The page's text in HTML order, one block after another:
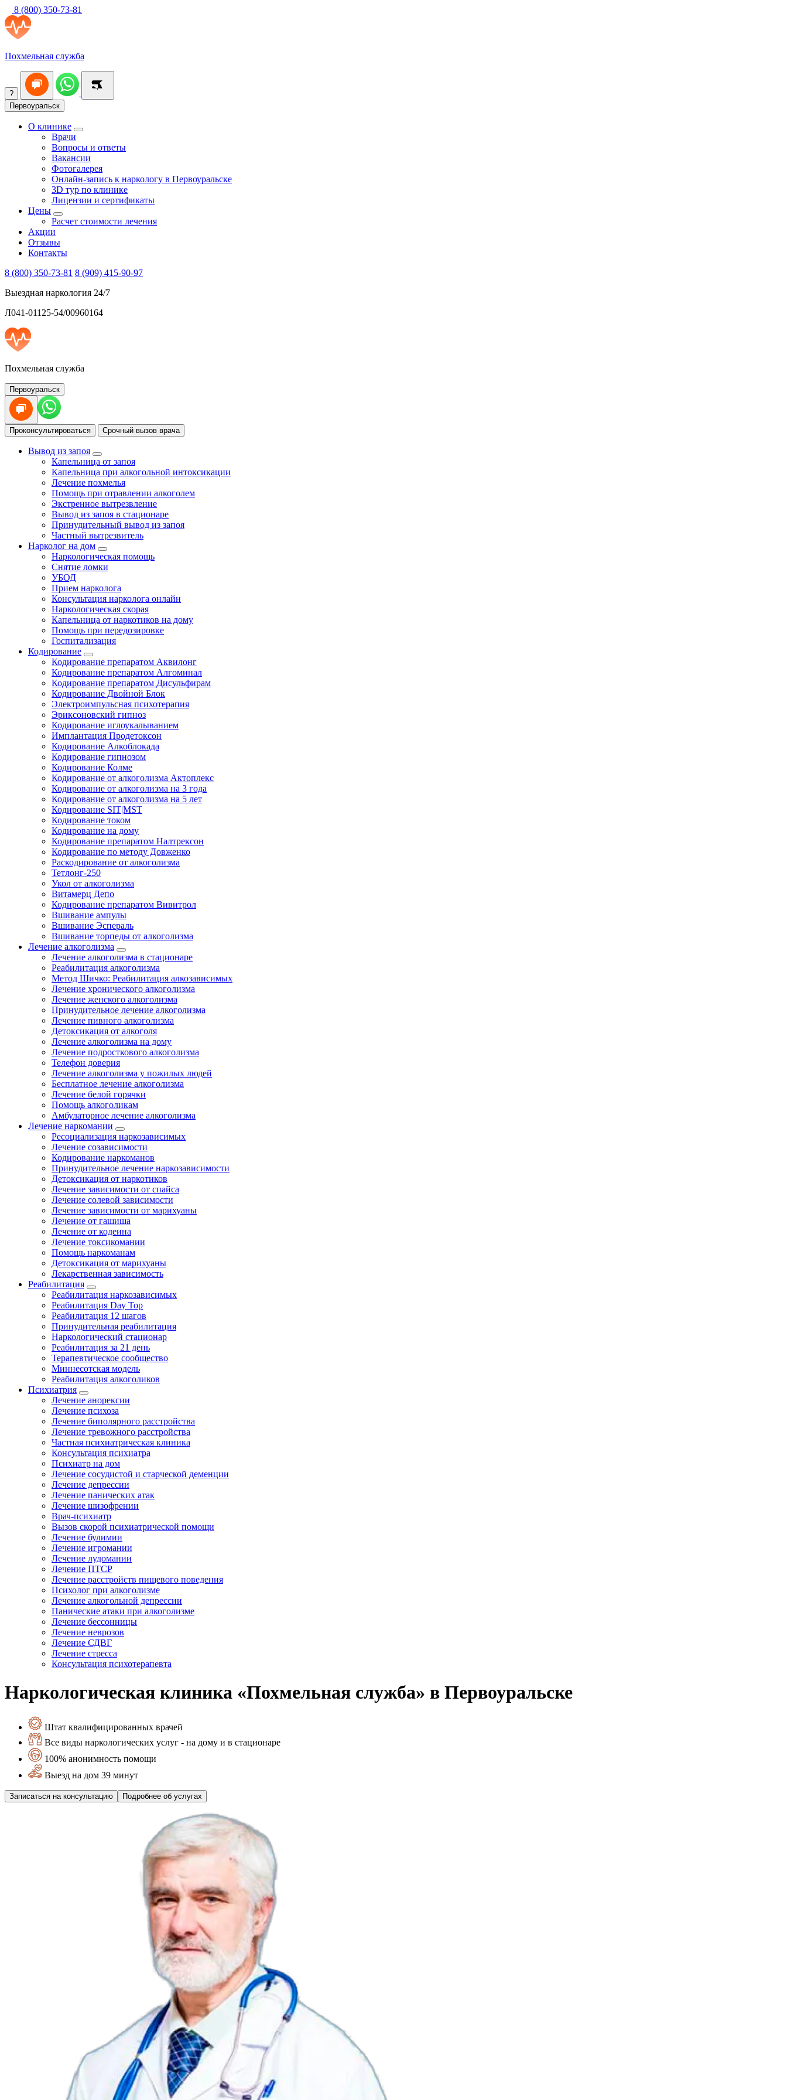
8 (800) 350-73-81
Похмельная служба
?
Первоуральск
О клинике
Врачи
Вопросы и ответы
Вакансии
Фотогалерея
Онлайн-запись к наркологу в Первоуральске
3D тур по клинике
Лицензии и сертификаты
Цены
Расчет стоимости лечения
Акции
Отзывы
Контакты
8 (800) 350-73-81 8 (909) 415-90-97
Выездная наркология 24/7
Л041-01125-54/00960164
Похмельная служба
Первоуральск
Проконсультироваться Срочный вызов врача
Вывод из запоя
Капельница от запоя
Капельница при алкогольной интоксикации
Лечение похмелья
Помощь при отравлении алкоголем
Экстренное вытрезвление
Вывод из запоя в стационаре
Принудительный вывод из запоя
Частный вытрезвитель
Нарколог на дом
Наркологическая помощь
Снятие ломки
УБОД
Прием нарколога
Консультация нарколога онлайн
Наркологическая скорая
Капельница от наркотиков на дому
Помощь при передозировке
Госпитализация
Кодирование
Кодирование препаратом Аквилонг
Кодирование препаратом Алгоминал
Кодирование препаратом Дисульфирам
Кодирование Двойной Блок
Электроимпульсная психотерапия
Эриксоновский гипноз
Кодирование иглоукалыванием
Имплантация Продетоксон
Кодирование Алкоблокада
Кодирование гипнозом
Кодирование Колме
Кодирование от алкоголизма Актоплекс
Кодирование от алкоголизма на 3 года
Кодирование от алкоголизма на 5 лет
Кодирование SIT|MST
Кодирование током
Кодирование на дому
Кодирование препаратом Налтрексон
Кодирование по методу Довженко
Раскодирование от алкоголизма
Тетлонг-250
Укол от алкоголизма
Витамерц Депо
Кодирование препаратом Вивитрол
Вшивание ампулы
Вшивание Эспераль
Вшивание торпеды от алкоголизма
Лечение алкоголизма
Лечение алкоголизма в стационаре
Реабилитация алкоголизма
Метод Шичко: Реабилитация алкозависимых
Лечение хронического алкоголизма
Лечение женского алкоголизма
Принудительное лечение алкоголизма
Лечение пивного алкоголизма
Детоксикация от алкоголя
Лечение алкоголизма на дому
Лечение подросткового алкоголизма
Телефон доверия
Лечение алкоголизма у пожилых людей
Бесплатное лечение алкоголизма
Лечение белой горячки
Помощь алкоголикам
Амбулаторное лечение алкоголизма
Лечение наркомании
Ресоциализация наркозависимых
Лечение созависимости
Кодирование наркоманов
Принудительное лечение наркозависимости
Детоксикация от наркотиков
Лечение зависимости от спайса
Лечение солевой зависимости
Лечение зависимости от марихуаны
Лечение от гашиша
Лечение от кодеина
Лечение токсикомании
Помощь наркоманам
Детоксикация от марихуаны
Лекарственная зависимость
Реабилитация
Реабилитация наркозависимых
Реабилитация Day Top
Реабилитация 12 шагов
Принудительная реабилитация
Наркологический стационар
Реабилитация за 21 день
Терапевтическое сообщество
Миннесотская модель
Реабилитация алкоголиков
Психиатрия
Лечение анорексии
Лечение психоза
Лечение биполярного расстройства
Лечение тревожного расстройства
Частная психиатрическая клиника
Консультация психиатра
Психиатр на дом
Лечение сосудистой и старческой деменции
Лечение депрессии
Лечение панических атак
Лечение шизофрении
Врач-психиатр
Вызов скорой психиатрической помощи
Лечение булимии
Лечение игромании
Лечение лудомании
Лечение ПТСР
Лечение расстройств пищевого поведения
Психолог при алкоголизме
Лечение алкогольной депрессии
Панические атаки при алкоголизме
Лечение бессонницы
Лечение неврозов
Лечение СДВГ
Лечение стресса
Консультация психотерапевта
Наркологическая клиника «Похмельная служба» в Первоуральске
Штат квалифицированных врачей
Все виды наркологических услуг - на дому и в стационаре
100% анонимность помощи
Выезд на дом 39 минут
Записаться на консультацию Подробнее об услугах